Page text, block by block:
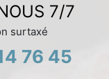
7/7
surtaxé
76 45